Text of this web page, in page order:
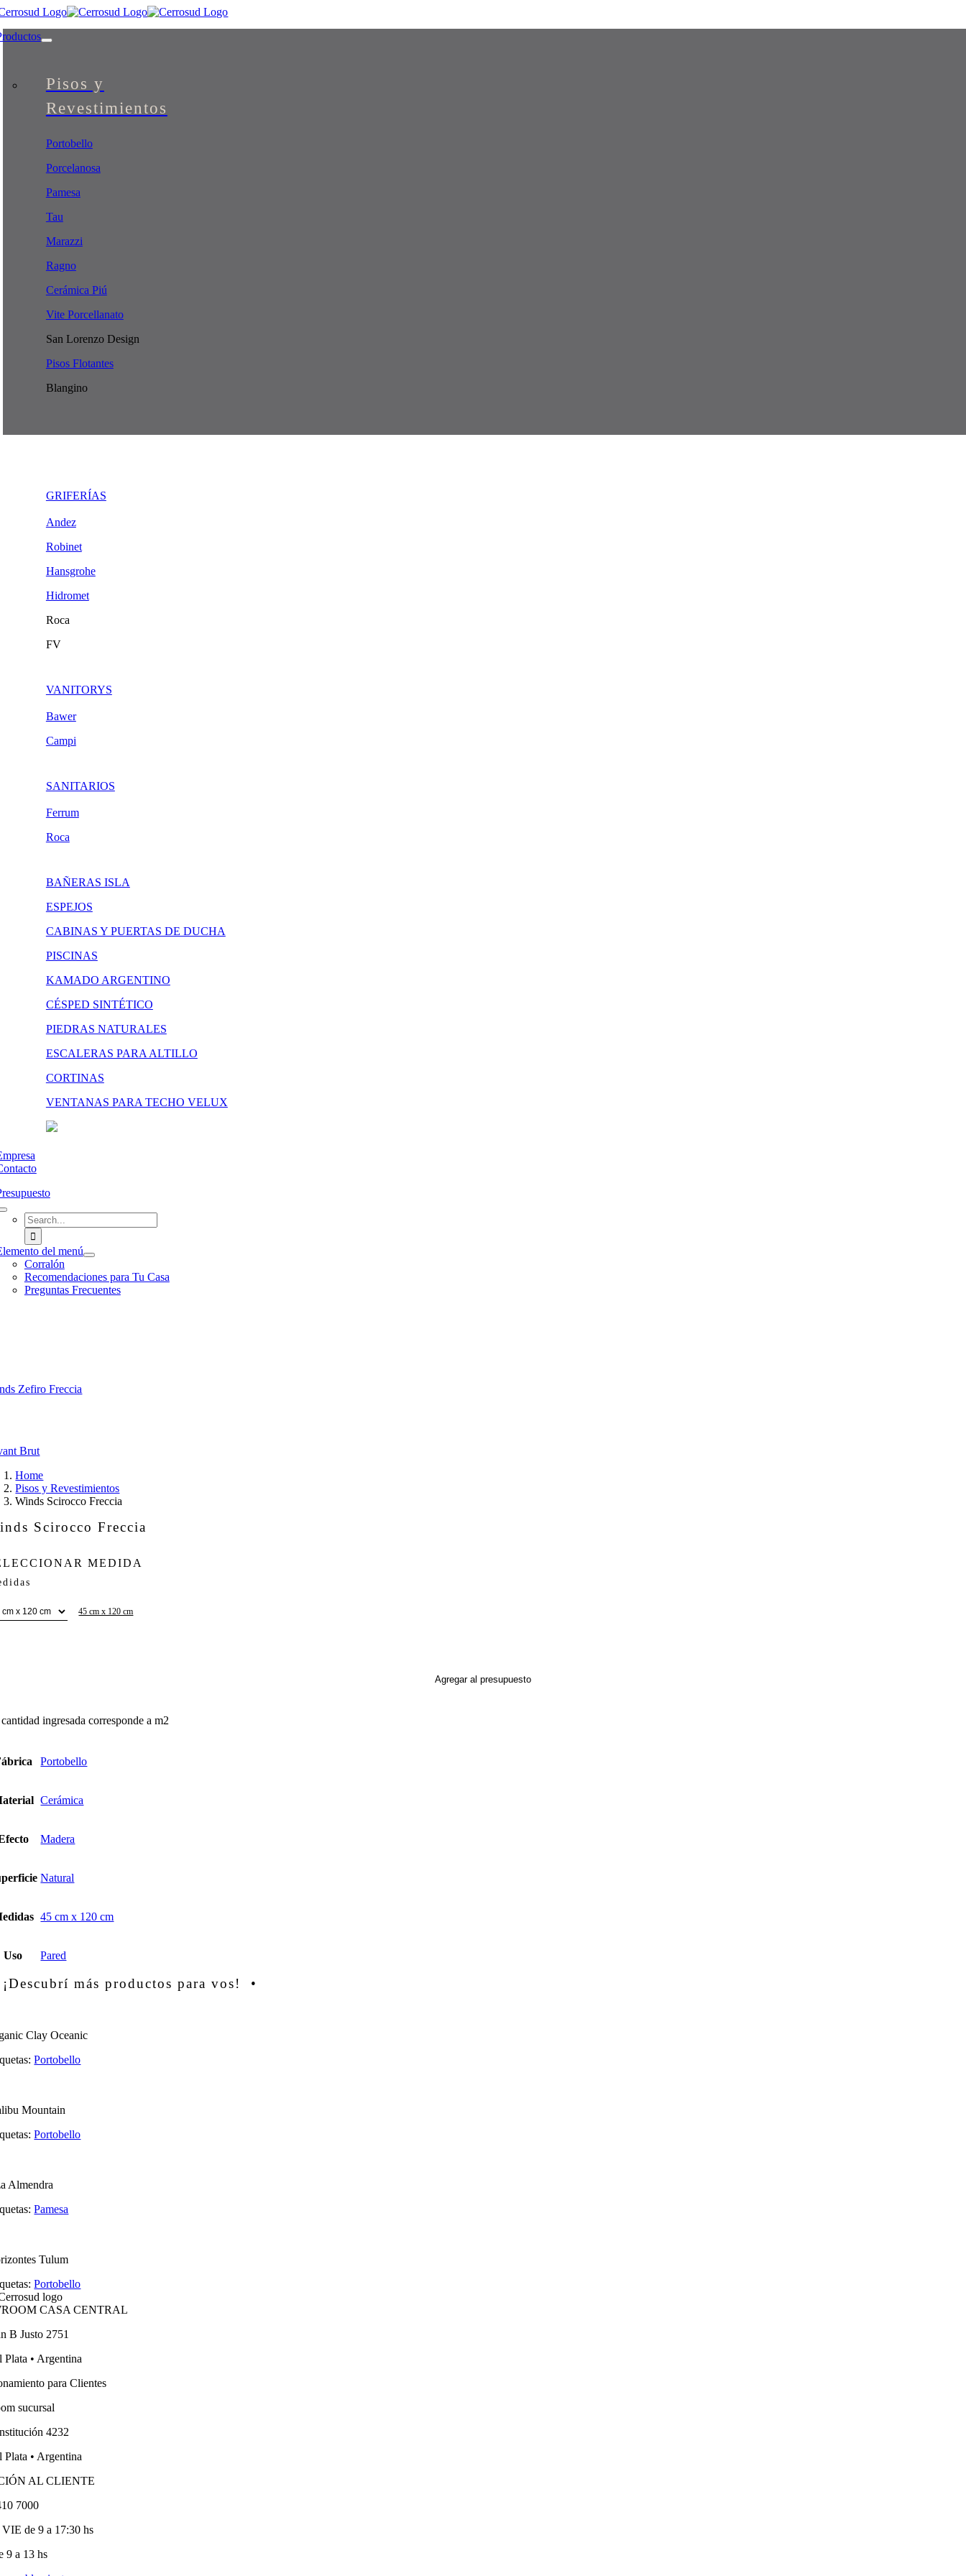
Skip
content
Pisos y
Revestimientos
Portobello
Porcelanosa
Pamesa
Tau
Marazzi
Ragno
Cerámica Piú
Vite Porcellanato
San Lorenzo Design
Pisos Flotantes
Blangino
GRIFERÍAS
Andez
Robinet
Hansgrohe
Hidromet
Roca
FV
VANITORYS
Bawer
Campi
SANITARIOS
Ferrum
Roca
BAÑERAS ISLA
ESPEJOS
CABINAS Y PUERTAS DE DUCHA
PISCINAS
KAMADO ARGENTINO
CÉSPED SINTÉTICO
PIEDRAS NATURALES
ESCALERAS PARA ALTILLO
CORTINAS
VENTANAS PARA TECHO VELUX
Search
for:
del menú
Corralón
Recomendaciones para Tu Casa
Preguntas Frecuentes
Zefiro Freccia
Brut
Home
Pisos y Revestimientos
Winds Scirocco Freccia
Scirocco Freccia
MEDIDA
45 cm x 120 cm
Agregar al presupuesto
ingresada corresponde a m2
Portobello
Cerámica
Madera
Natural
45 cm x 120 cm
Uso Pared
más productos para vos! •
Clay Oceanic
Portobello
Mountain
Portobello
Almendra
Pamesa
Tulum
Portobello
CASA CENTRAL
B Justo 2751
Plata • Argentina
para Clientes
sucursal
4232
Plata • Argentina
AL CLIENTE
7000
de 9 a 17:30 hs
9 a 13 hs